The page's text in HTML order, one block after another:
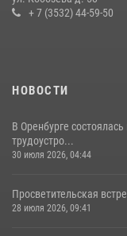
+ 7 (3532) 44-59-50
НОВОСТИ
В Оренбурге
трудоустро...
30 июля 2026, 04:44
Просветительская
28 июля 2026, 09:41